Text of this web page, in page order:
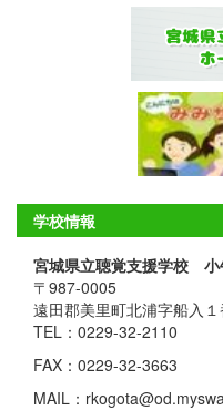
学校情報
宮城県立聴覚支援学校 小
〒987-0005
遠田郡美里町北浦字船入
TEL：0229-32-2110
FAX：0229-32-3663
MAIL：